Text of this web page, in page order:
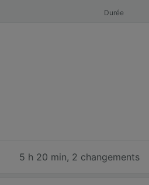
Durée
5 h 20 min, 2 changements